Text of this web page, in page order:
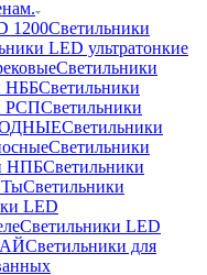
1200Светильники
LED ультратонкие
Светильники
НББСветильники
РСПСветильники
Светильники
Светильники
НПБСветильники
Светильники
LED
Светильники LED
Светильники для